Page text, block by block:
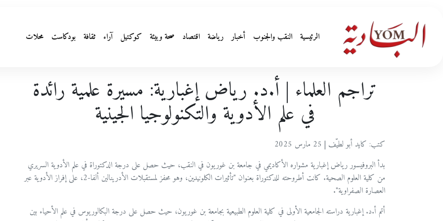
الرئيسية النقب والجنوب أخبار رياضة اقتصاد صحة وبيئة كوكتيل آراء ثقافة بودكاست محلات
تراجم العلماء | أ.د. رياض إغبارية: مسيرة علمية رائدة
في علم الأدوية والتكنولوجيا الجينية
كتب: كايد أبو لطيّف | 25 مارس 2025
بدأ البروفيسور رياض إغبارية مشواره الأكاديمي في جامعة بن غوريون في النقب، حيث حصل على درجة الدكتوراة في علم الأدوية السريري
من كلية العلوم الصحية. كانت أطروحته للدكتوراة بعنوان "تأثيرات الكلونيدين، وهو محفز لمستقبلات الأدرينالين ألفا-2، على إفراز الأدوية عبر
العصارة الصفراوية".
أتم أ.د. إغبارية دراسته الجامعية الأولى في كلية العلوم الطبيعية بجامعة بن غوريون، حيث حصل على درجة البكالوريوس في علم الأحياء بين